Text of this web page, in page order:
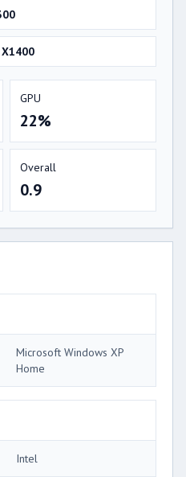
GPU
22%
Overall
0.9
Microsoft Windows XP
Home
Intel